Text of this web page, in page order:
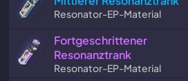
Resonator-EP-Material
Fortgeschrittener
Resonanztrank
Resonator-EP-Material